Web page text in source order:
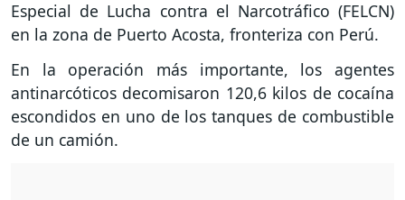
Especial de Lucha contra el Narcotráfico (FELCN)
en la zona de Puerto Acosta, fronteriza con Perú.
En la operación más importante, los agentes
antinarcóticos decomisaron 120,6 kilos de cocaína
escondidos en uno de los tanques de combustible
de un camión.